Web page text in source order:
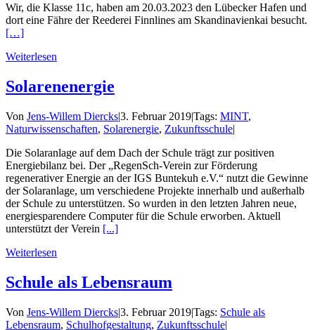
Wir, die Klasse 11c, haben am 20.03.2023 den Lübecker Hafen und
dort eine Fähre der Reederei Finnlines am Skandinavienkai besucht.
[…]
Weiterlesen
Solarenenergie
Von Jens-Willem Diercks|3. Februar 2019|Tags: MINT,
Naturwissenschaften, Solarenergie, Zukunftsschule|
Die Solaranlage auf dem Dach der Schule trägt zur positiven
Energiebilanz bei. Der „RegenSch-Verein zur Förderung
regenerativer Energie an der IGS Buntekuh e.V.“ nutzt die Gewinne
der Solaranlage, um verschiedene Projekte innerhalb und außerhalb
der Schule zu unterstützen. So wurden in den letzten Jahren neue,
energiesparendere Computer für die Schule erworben. Aktuell
unterstützt der Verein [...]
Weiterlesen
Schule als Lebensraum
Von Jens-Willem Diercks|3. Februar 2019|Tags: Schule als
Lebensraum, Schulhofgestaltung, Zukunftsschule|